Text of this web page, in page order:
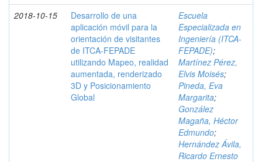
2018-10-15
Desarrollo de una
aplicación móvil para la
orientación de visitantes
de ITCA-FEPADE
utilizando Mapeo, realidad
aumentada, renderizado
3D y Posicionamiento
Global
Escuela
Especializada en
Ingeniería (ITCA-
FEPADE);
Martínez Pérez,
Elvis Moisés;
Pineda, Eva
Margarita;
González
Magaña, Héctor
Edmundo;
Hernández Ávila,
Ricardo Ernesto